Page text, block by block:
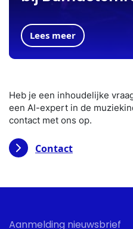
Lees meer
Heb je een inhoudelijke
een AI-expert in de
contact met ons op.
Contact
Aanmelding nieuwsbrief